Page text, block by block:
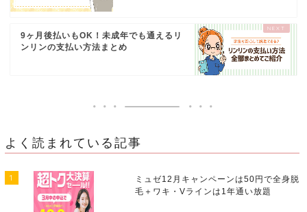
9ヶ月後払いもOK！未成年でも通えるリ
ンリンの支払い方法まとめ
よく読まれている記事
1
ミュゼ12月キャンペーンは50円で全身脱
毛＋ワキ・Vラインは1年通い放題